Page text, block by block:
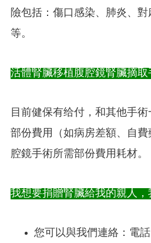
險包括：傷口感染、肺炎、
等。
活體腎臟移植腹腔鏡腎臟摘取
目前健保有给付，和其他手
部份費用（如病房差額、自
腔鏡手術所需部份費用耗材。
我想要捐贈腎臟給我的親人，
您可以與我們連絡：電話